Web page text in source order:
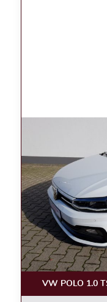
VW POLO 1.0